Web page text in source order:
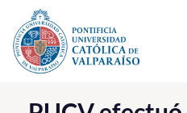
Click acá para ir directamente al
La Universidad